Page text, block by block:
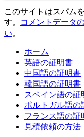
このサイトはスパム
す。
コメントデータ
い。
ホーム
英語の証明書
中国語の証明書
韓国語の証明書
スペイン語の証
ポルトガル語の
フランス語の証
見積依頼の方法